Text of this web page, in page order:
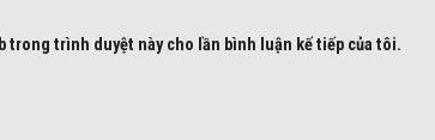
trong trình duyệt này cho lần bình luận kế tiếp của tôi.